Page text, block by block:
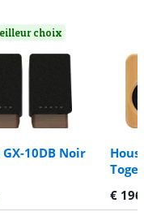
choix
10DB Noir
€ 196